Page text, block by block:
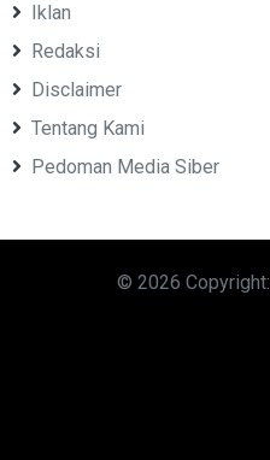
Iklan
Redaksi
Disclaimer
Tentang Kami
Pedoman Media Siber
© 2026 Copyright: